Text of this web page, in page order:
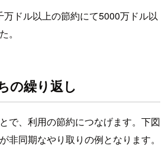
ドル以上の節約にて5000万ドル以
。
の繰り返し
で、利用の節約につなげます。下図
非同期なやり取りの例となります。